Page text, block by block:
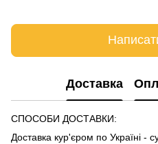
Доставка
СПОСОБИ ДОСТАВКИ:
Доставка кур'єром по Україні -